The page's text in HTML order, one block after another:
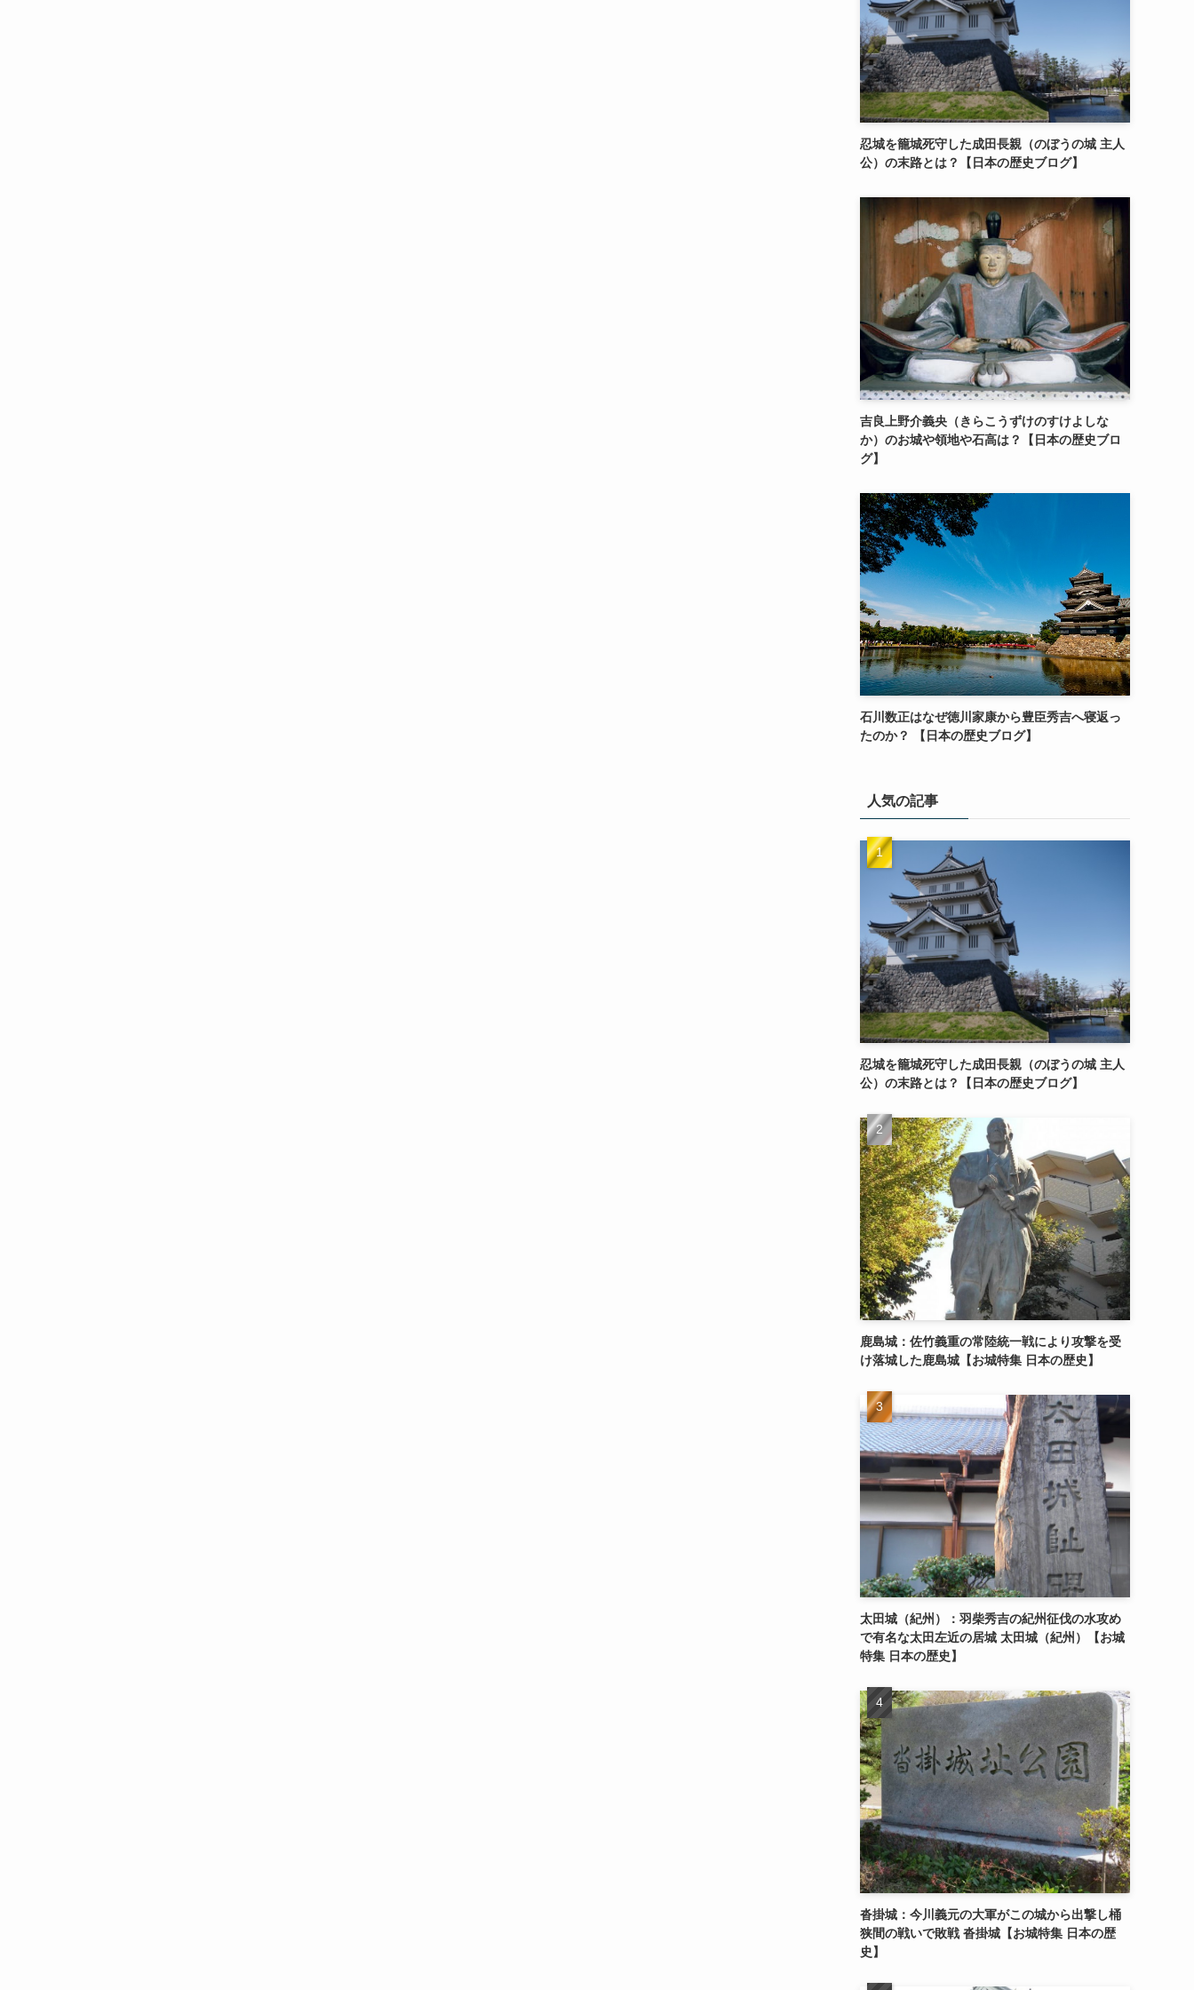
忍城を籠城死守した成田長親（のぼうの城 主人
公）の末路とは？【日本の歴史ブログ】
吉良上野介義央（きらこうずけのすけよしな
か）のお城や領地や石高は？【日本の歴史ブロ
グ】
石川数正はなぜ徳川家康から豊臣秀吉へ寝返っ
たのか？ 【日本の歴史ブログ】
人気の記事
忍城を籠城死守した成田長親（のぼうの城 主人
公）の末路とは？【日本の歴史ブログ】
鹿島城：佐竹義重の常陸統一戦により攻撃を受
け落城した鹿島城【お城特集 日本の歴史】
太田城（紀州）：羽柴秀吉の紀州征伐の水攻め
で有名な太田左近の居城 太田城（紀州）【お城
特集 日本の歴史】
沓掛城：今川義元の大軍がこの城から出撃し桶
狭間の戦いで敗戦 沓掛城【お城特集 日本の歴
史】